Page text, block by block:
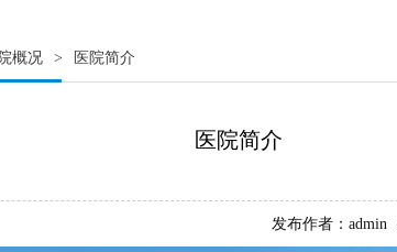
医院简介
发布作者：admin
概况 > 医院简介